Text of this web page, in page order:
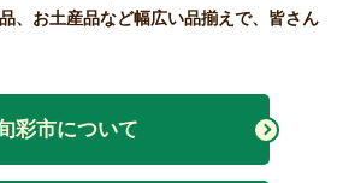
、お土産品など幅広い品揃えで、皆さん
彩市について